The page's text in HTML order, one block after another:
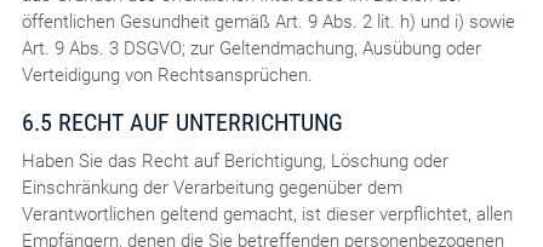
öffentlichen Gesundheit gemäß Art. 9 Abs. 2 lit. h) und i) sowie
Art. 9 Abs. 3 DSGVO; zur Geltendmachung, Ausübung oder
Verteidigung von Rechtsansprüchen.
6.5 RECHT AUF UNTERRICHTUNG
Haben Sie das Recht auf Berichtigung, Löschung oder
Einschränkung der Verarbeitung gegenüber dem
Verantwortlichen geltend gemacht, ist dieser verpflichtet, allen
Empfängern, denen die Sie betreffenden personenbezogenen